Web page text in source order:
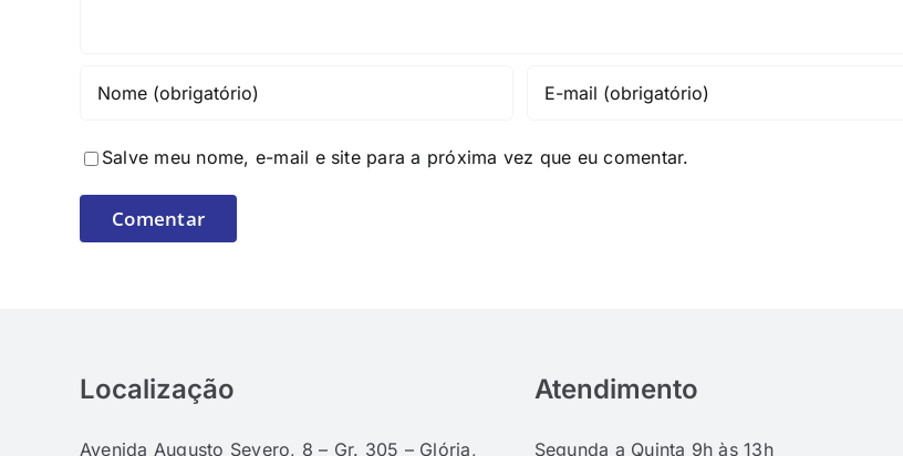
Salve meu nome, e-mail e site para a próxima vez que eu comentar.
Localização
Avenida Augusto Severo, 8 – Gr. 305 – Glória,
Atendimento
Segunda a Quinta 9h às 13h